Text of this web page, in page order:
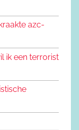
azc-
ik een terrorist